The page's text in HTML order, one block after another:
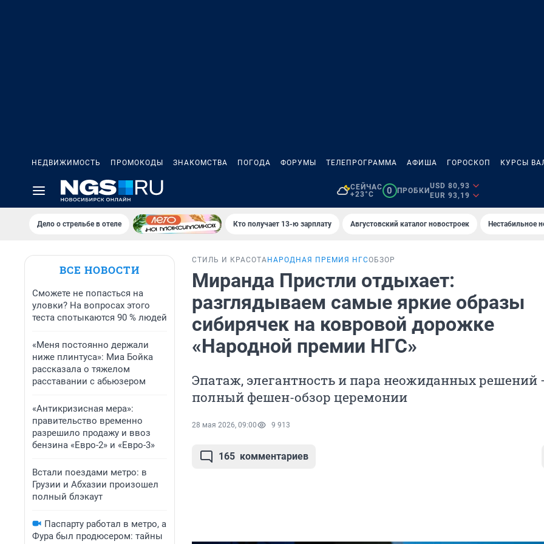
НЕДВИЖИМОСТЬ ПРОМОКОДЫ ЗНАКОМСТВА ПОГОДА ФОРУМЫ ТЕЛЕПРОГРАММА АФИША ГОРОСКОП КУРСЫ
СЕЙЧАС
+23°C
0 ПРОБКИ
USD 80,93
EUR 93,19
Дело о стрельбе в отеле Кто получает 13-ю зарплату Августовский каталог новостроек Нестабильное
ВСЕ НОВОСТИ
Сможете не попасться на
уловки? На вопросах этого
теста спотыкаются 90 % людей
«Меня постоянно держали
ниже плинтуса»: Миа Бойка
рассказала о тяжелом
расставании с абьюзером
«Антикризисная мера»:
правительство временно
разрешило продажу и ввоз
бензина «Евро-2» и «Евро-3»
Встали поездами метро: в
Грузии и Абхазии произошел
полный блэкаут
Паспарту работал в метро, а
Фура был продюсером: тайны
СТИЛЬ И КРАСОТА НАРОДНАЯ ПРЕМИЯ НГСОБЗОР
Миранда Пристли отдыхает:
разглядываем самые яркие образы
сибирячек на ковровой дорожке
«Народной премии НГС»
Эпатаж, элегантность и пара неожиданных решений
полный фешен-обзор церемонии
28 мая 2026, 09:00 9 913
165 комментариев